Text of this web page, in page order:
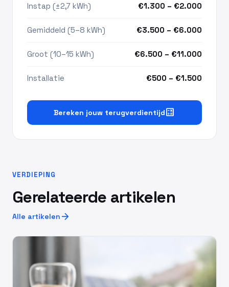
Instap (±2,7 kWh) €1.300 – €2.000
Gemiddeld (5–8 kWh) €3.500 – €6.000
Groot (10–15 kWh) €6.500 – €11.000
Installatie €500 – €1.500
Bereken jouw terugverdientijdcalculate
VERDIEPING
Gerelateerde artikelen
Alle artikelen arrow_forward